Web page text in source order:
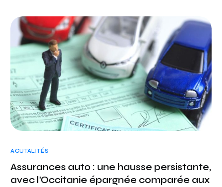
ACUTALITÉS
Assurances auto : une hausse persistante,
avec l’Occitanie épargnée comparée aux